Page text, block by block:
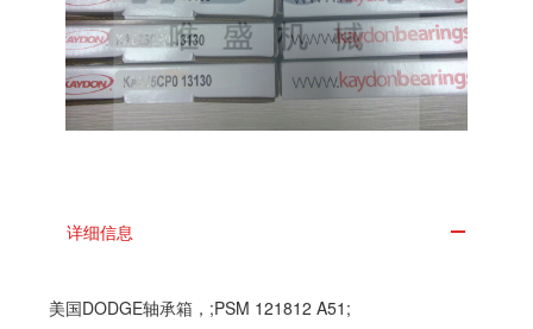
详细信息
美国DODGE轴承箱，;PSM 121812 A51;